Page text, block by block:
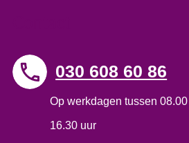
030 608 60 86
Op werkdagen tussen
16.30 uur